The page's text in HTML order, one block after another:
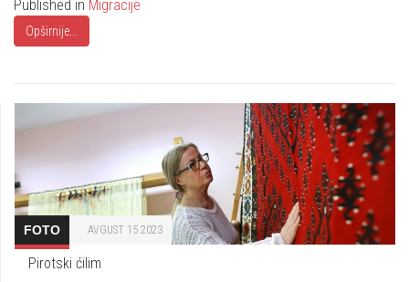
Published in Migracije
Opširnije...
FOTO AVGUST 15 2023
Pirotski ćilim